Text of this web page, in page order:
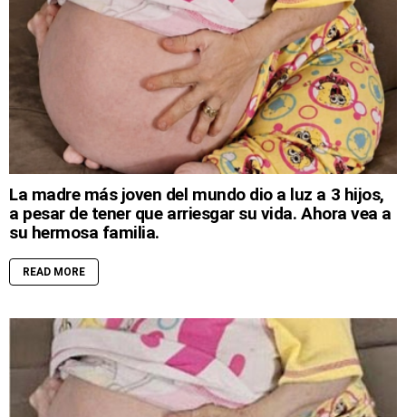
La madre más joven del mundo dio a luz a 3 hijos,
a pesar de tener que arriesgar su vida. Ahora vea a
su hermosa familia.
READ MORE